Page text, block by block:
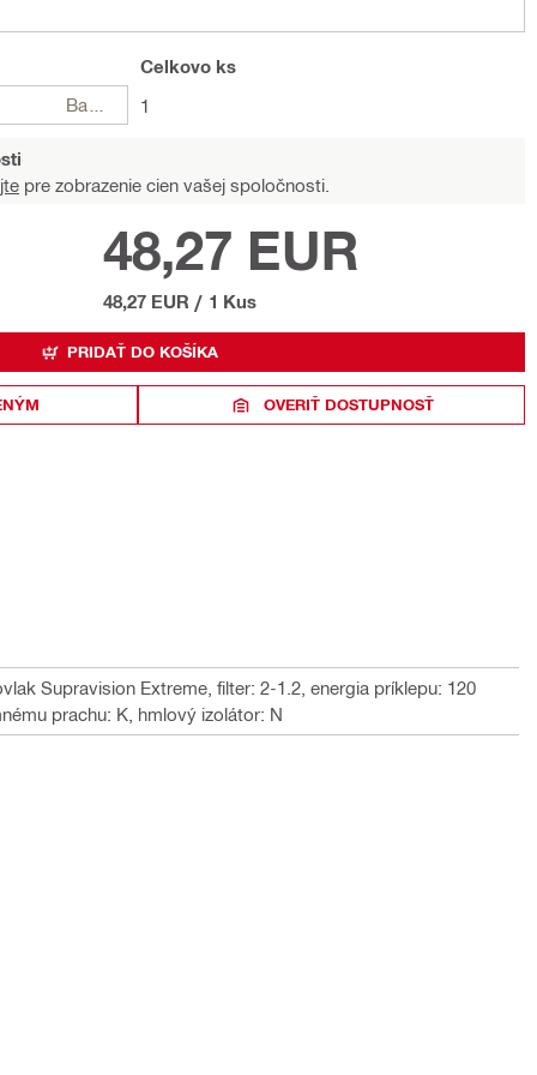
Celkovo ks
1
pre zobrazenie cien vašej spoločnosti.
48,27 EUR
48,27 EUR / 1 Kus
PRIDAŤ DO KOŠÍKA
OVERIŤ DOSTUPNOSŤ
Supravision Extreme, filter: 2-1.2, energia príklepu: 120
prachu: K, hmlový izolátor: N